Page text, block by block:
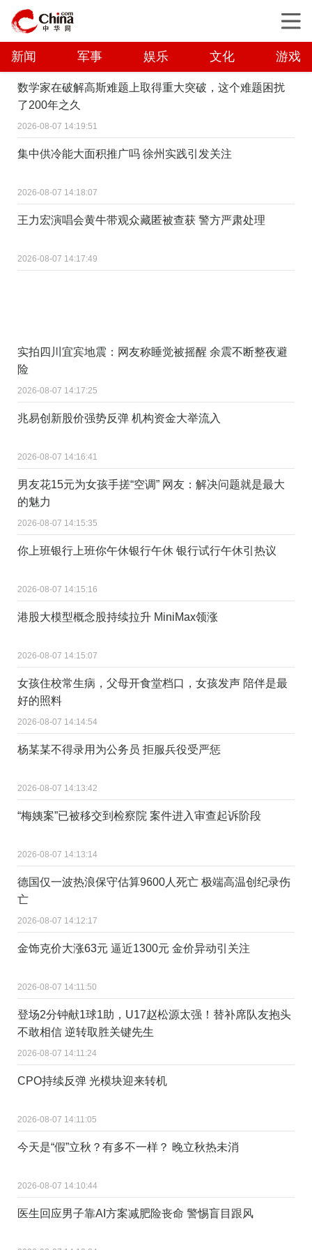
新闻 军事 娱乐 文化 游戏
数学家在破解高斯难题上取得重大突破，这个难题困扰
了200年之久
2026-08-07 14:19:51
集中供冷能大面积推广吗 徐州实践引发关注
2026-08-07 14:18:07
王力宏演唱会黄牛带观众藏匿被查获 警方严肃处理
2026-08-07 14:17:49
实拍四川宜宾地震：网友称睡觉被摇醒 余震不断整夜避
险
2026-08-07 14:17:25
兆易创新股价强势反弹 机构资金大举流入
2026-08-07 14:16:41
男友花15元为女孩手搓“空调” 网友：解决问题就是最大
的魅力
2026-08-07 14:15:35
你上班银行上班你午休银行午休 银行试行午休引热议
2026-08-07 14:15:16
港股大模型概念股持续拉升 MiniMax领涨
2026-08-07 14:15:07
女孩住校常生病，父母开食堂档口，女孩发声 陪伴是最
好的照料
2026-08-07 14:14:54
杨某某不得录用为公务员 拒服兵役受严惩
2026-08-07 14:13:42
“梅姨案”已被移交到检察院 案件进入审查起诉阶段
2026-08-07 14:13:14
德国仅一波热浪保守估算9600人死亡 极端高温创纪录伤
亡
2026-08-07 14:12:17
金饰克价大涨63元 逼近1300元 金价异动引关注
2026-08-07 14:11:50
登场2分钟献1球1助，U17赵松源太强！替补席队友抱头
不敢相信 逆转取胜关键先生
2026-08-07 14:11:24
CPO持续反弹 光模块迎来转机
2026-08-07 14:11:05
今天是“假”立秋？有多不一样？ 晚立秋热未消
2026-08-07 14:10:44
医生回应男子靠AI方案减肥险丧命 警惕盲目跟风